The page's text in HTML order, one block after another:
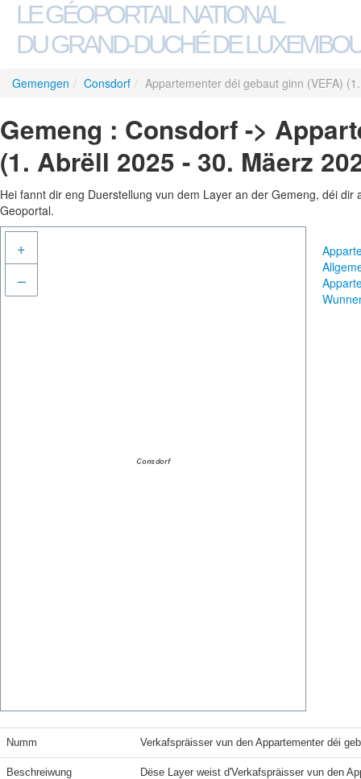
LE GÉOPORTAIL NATIONAL
DU GRAND-DUCHÉ DE
Gemengen / Consdorf / Appartementer déi gebaut ginn (VEFA)
Gemeng : Consdorf ->
(1. Abrëll 2025 - 30. Mäerz
Hei fannt dir eng Duerstellung vun dem Layer an der Gemeng, déi
Geoportal.
+
–
Numm Verkafspräisser vun den Appartementer déi
Beschreiwung
Dëse Layer weist d'Verkafspräisser vun den